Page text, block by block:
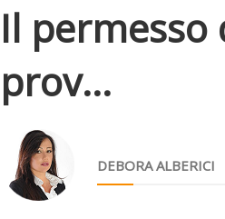
Il
prov...
DEBORA ALBERICI